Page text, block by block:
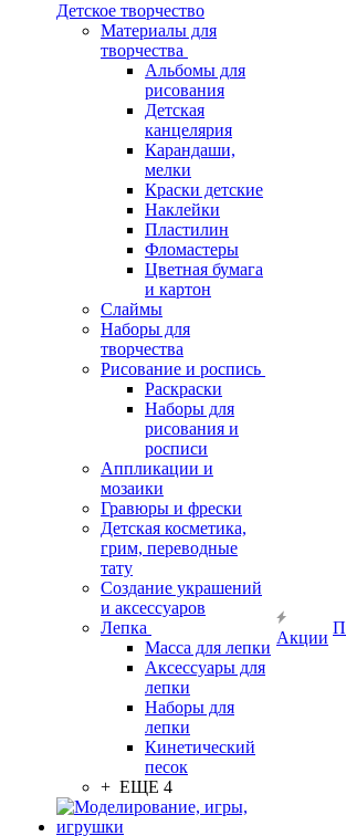
Детское творчество
Материалы для
творчества
Альбомы для
рисования
Детская
канцелярия
Карандаши,
мелки
Краски детские
Наклейки
Пластилин
Фломастеры
Цветная бумага
и картон
Слаймы
Наборы для
творчества
Рисование и роспись
Раскраски
Наборы для
рисования и
росписи
Аппликации и
мозаики
Гравюры и фрески
Детская косметика,
грим, переводные
тату
Создание украшений
и аксессуаров
Лепка
Масса для лепки
Аксессуары для
лепки
Наборы для
лепки
Кинетический
песок
+ ЕЩЕ 4
Акции